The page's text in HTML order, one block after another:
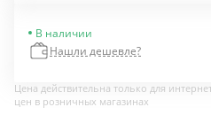
В наличии
Нашли дешевле?
Цена действительна только для
цен в розничных магазинах